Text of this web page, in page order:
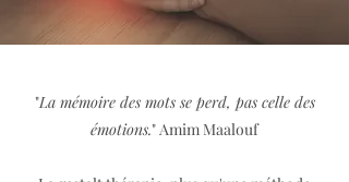
"La mémoire des mots se perd, pas celle des
émotions." Amim Maalouf